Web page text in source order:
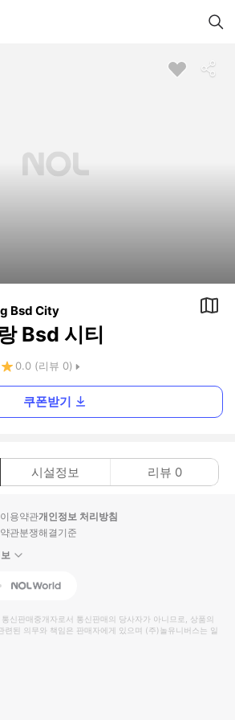
Bsd City
Bsd 시티
0.0 (리뷰 0)
쿠폰받기
시설정보 리뷰 0
용약관개인정보 처리방침
관분쟁해결기준
Interpark Global
신판매중개자로서 통신판매의 당사자가 아니므로, 상품의
련된 의무와 책임은 판매자에게 있으며 (주)놀유니버스는 일